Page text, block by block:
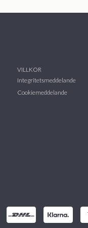
VILLKOR
Integritetsmeddelande
Cookiemeddelande